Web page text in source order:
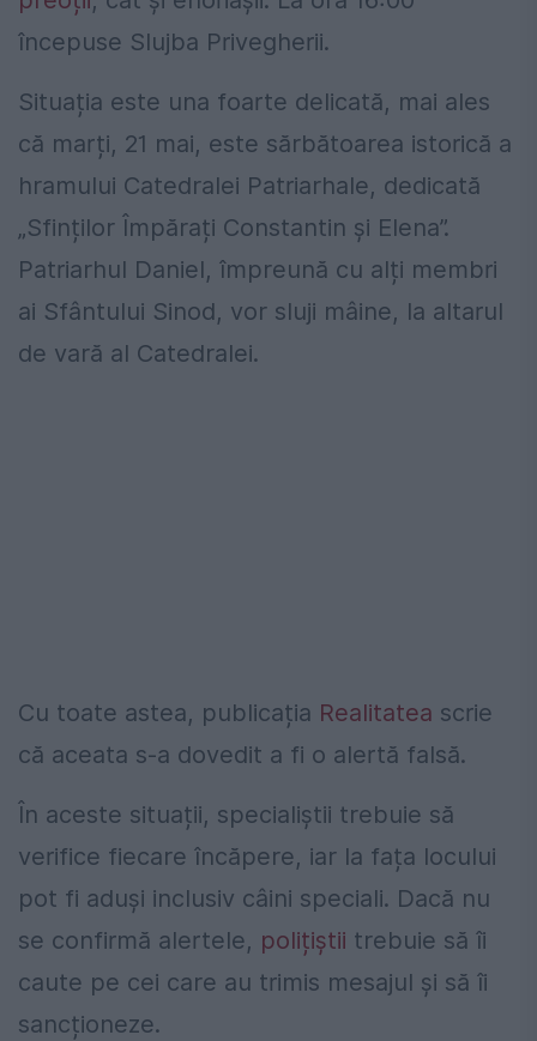
începuse Slujba Privegherii.
Situația este una foarte delicată, mai ales
că marți, 21 mai, este sărbătoarea istorică a
hramului Catedralei Patriarhale, dedicată
„Sfinților Împărați Constantin și Elena”.
Patriarhul Daniel, împreună cu alți membri
ai Sfântului Sinod, vor sluji mâine, la altarul
de vară al Catedralei.
Cu toate astea, publicația Realitatea scrie
că aceata s-a dovedit a fi o alertă falsă.
În aceste situații, specialiștii trebuie să
verifice fiecare încăpere, iar la fața locului
pot fi aduși inclusiv câini speciali. Dacă nu
se confirmă alertele, polițiștii trebuie să îi
caute pe cei care au trimis mesajul și să îi
sancționeze.